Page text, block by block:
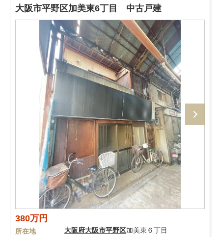
大阪市平野区加美東6丁目 中古戸建
380万円
所在地 大阪府大阪市平野区加美東６丁目